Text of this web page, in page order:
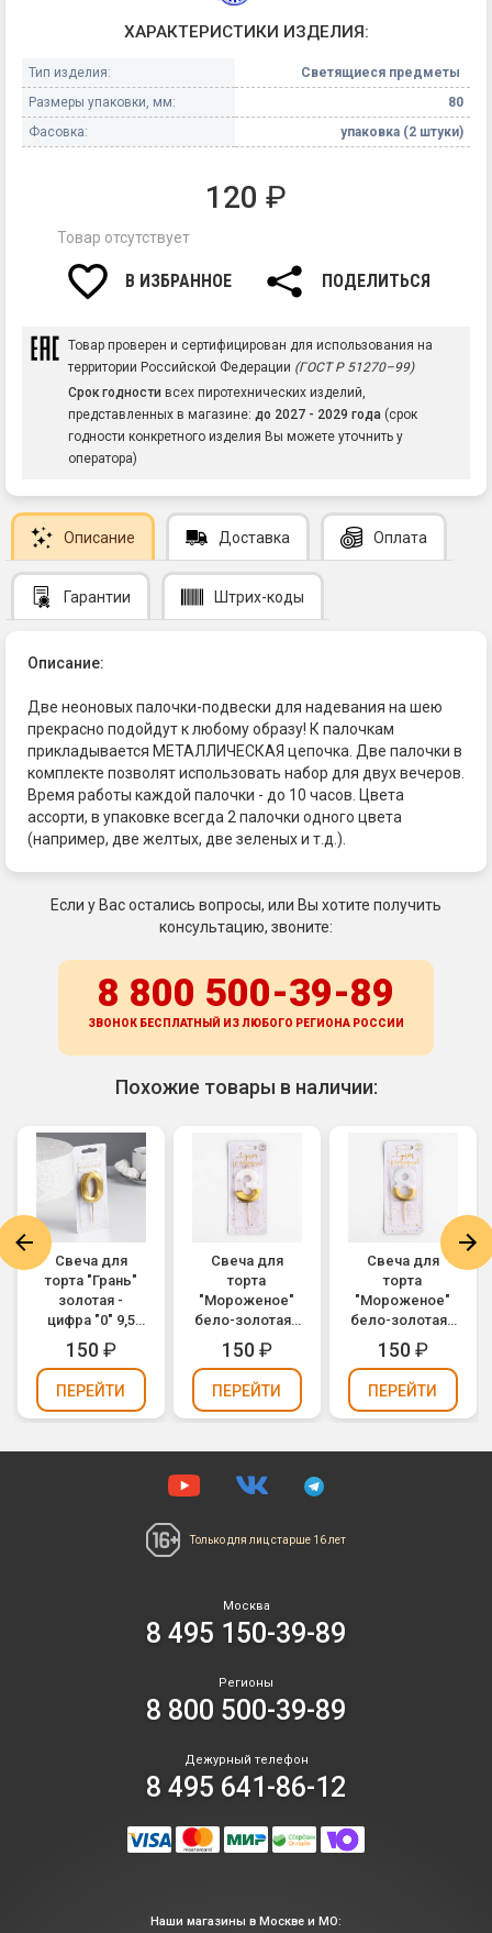
ХАРАКТЕРИСТИКИ ИЗДЕЛИЯ:
Тип изделия:
Светящиеся предметы
Размеры упаковки, мм:
80
Фасовка:
упаковка (2 штуки)
120 ₽
Товар отсутствует
В ИЗБРАННОЕ ПОДЕЛИТЬСЯ
Товар проверен и сертифицирован для использования на
территории Российской Федерации (ГОСТ Р 51270–99)
Срок годности всех пиротехнических изделий,
представленных в магазине: до 2027 - 2029 года (срок
годности конкретного изделия Вы можете уточнить у
оператора)
Описание Доставка Оплата
Гарантии Штрих-коды
Описание:
Две неоновых палочки-подвески для надевания на шею
прекрасно подойдут к любому образу! К палочкам
прикладывается МЕТАЛЛИЧЕСКАЯ цепочка. Две палочки в
комплекте позволят использовать набор для двух вечеров.
Время работы каждой палочки - до 10 часов. Цвета
ассорти, в упаковке всегда 2 палочки одного цвета
(например, две желтых, две зеленых и т.д.).
Если у Вас остались вопросы, или Вы хотите получить
консультацию, звоните:
8 800 500-39-89
ЗВОНОК БЕСПЛАТНЫЙ ИЗ ЛЮБОГО РЕГИОНА РОССИИ
Похожие товары в наличии:
Свеча для
торта "Грань"
золотая -
цифра "0" 9,5
см
150₽
ПЕРЕЙТИ
Свеча для
торта
"Мороженое"
бело-золотая -
цифра "3"
150₽
ПЕРЕЙТИ
Свеча для
торта
"Мороженое"
бело-золотая -
цифра "8"
150₽
ПЕРЕЙТИ
Только для лиц старше 16 лет
Москва
8 495 150-39-89
Регионы
8 800 500-39-89
Дежурный телефон
8 495 641-86-12
Наши магазины в Москве и МО: